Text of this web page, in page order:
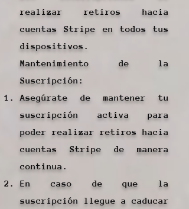
realizar retiros hacia
cuentas Stripe en todos tus
dispositivos.
Mantenimiento de la
Suscripción:
Asegúrate de mantener tu
suscripción activa para
poder realizar retiros hacia
cuentas Stripe de manera
continua.
En caso de que la
suscripción llegue a caducar